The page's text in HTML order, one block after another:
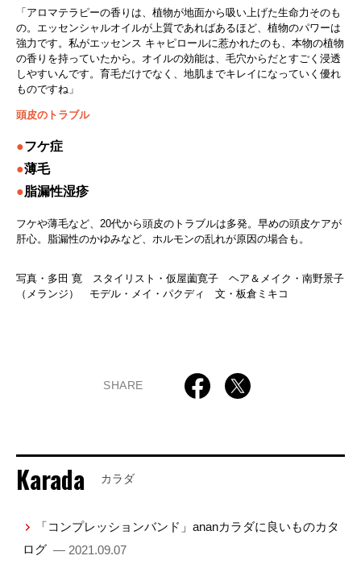
「アロマテラピーの香りは、植物が地面から吸い上げた生命力そのも
の。エッセンシャルオイルが上質であればあるほど、植物のパワーは
強力です。私がエッセンス キャピロールに惹かれたのも、本物の植物
の香りを持っていたから。オイルの効能は、毛穴からだとすごく浸透
しやすいんです。育毛だけでなく、地肌までキレイになっていく優れ
ものですね」
頭皮のトラブル
●フケ症
●薄毛
●脂漏性湿疹
フケや薄毛など、20代から頭皮のトラブルは多発。早めの頭皮ケアが
肝心。脂漏性のかゆみなど、ホルモンの乱れが原因の場合も。
写真・多田 寛 スタイリスト・仮屋薗寛子 ヘア＆メイク・南野景子
（メランジ） モデル・メイ・パクディ 文・板倉ミキコ
SHARE
Karada カラダ
「コンプレッションバンド」ananカラダに良いものカタ
ログ — 2021.09.07